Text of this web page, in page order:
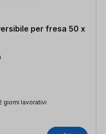
per fresa 50 x
giorni lavorativi